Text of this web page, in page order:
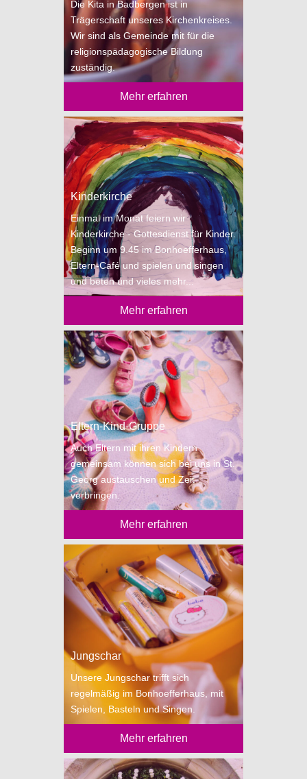
Die Kita in Badbergen ist in
Trägerschaft unseres Kirchenkreises.
Wir sind als Gemeinde mit für die
religionspädagogische Bildung
zuständig.
Mehr erfahren
Kinderkirche
Einmal im Monat feiern wir
Kinderkirche - Gottesdienst für Kinder.
Beginn um 9.45 im Bonhoefferhaus,
Eltern-Café und spielen und singen
und beten und vieles mehr...
Mehr erfahren
Eltern-Kind-Gruppe
Auch Eltern mit ihren Kindern
gemeinsam können sich bei uns in St.
Georg austauschen und Zeit
verbringen.
Mehr erfahren
Jungschar
Unsere Jungschar trifft sich
regelmäßig im Bonhoefferhaus, mit
Spielen, Basteln und Singen.
Mehr erfahren